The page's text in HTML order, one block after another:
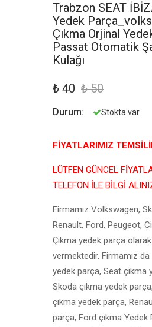
Trabzon SEAT
Yedek
Çıkma Orjinal
Passat Otomatik
Kulağı
₺ 40 ₺ 50
Durum: Stokta var
FİYATLARIMIZ
LÜTFEN GÜNCEL
TELEFON İLE BİLGİ
Firmamız Volkswagen,
Renault, Ford, Peugeot,
Çıkma yedek parça
vermektedir. Firmamız da
yedek parça, Seat çıkma
Skoda çıkma yedek
çıkma yedek parça,
parça, Ford çıkma